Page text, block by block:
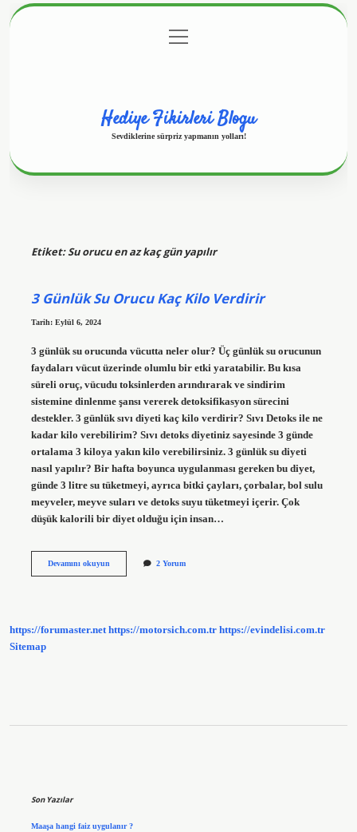
Gizlilik Politikası
menüyü
aç
Hediye Fikirleri Blogu
Sevdiklerine sürpriz yapmanın yolları!
Etiket:Su orucu en az kaç gün yapılır
3 Günlük Su Orucu Kaç Kilo Verdirir
Tarih: Eylül 6, 2024
3 günlük su orucunda vücutta neler olur? Üç günlük su orucunun
faydaları vücut üzerinde olumlu bir etki yaratabilir. Bu kısa
süreli oruç, vücudu toksinlerden arındırarak ve sindirim
sistemine dinlenme şansı vererek detoksifikasyon sürecini
destekler. 3 günlük sıvı diyeti kaç kilo verdirir? Sıvı Detoks ile ne
kadar kilo verebilirim? Sıvı detoks diyetiniz sayesinde 3 günde
ortalama 3 kiloya yakın kilo verebilirsiniz. 3 günlük su diyeti
nasıl yapılır? Bir hafta boyunca uygulanması gereken bu diyet,
günde 3 litre su tüketmeyi, ayrıca bitki çayları, çorbalar, bol sulu
meyveler, meyve suları ve detoks suyu tüketmeyi içerir. Çok
düşük kalorili bir diyet olduğu için insan…
Devamını okuyun3
Verdirir
2 Yorum
https://forumaster.net https://motorsich.com.tr https://evindelisi.com.tr
Sitemap
Son Yazılar
Maaşa hangi faiz uygulanır ?